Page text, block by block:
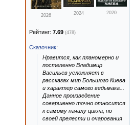
2026 2024 2020
Рейтинг: 7.69 (478)
Сказочник:
Нравится, как планомерно и
постепенно Владимир
Васильев усложняет в
рассказах мир Большого Киева
и характер самого ведьмака...
Данное произведение
совершенно точно относится
к самому началу цикла, но
своей прелести и очарования